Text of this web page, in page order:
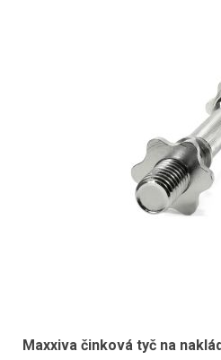
Maxxiva činková tyč na